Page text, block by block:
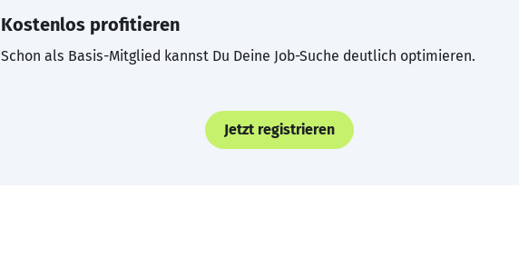
Kostenlos profitieren
Schon als Basis-Mitglied kannst Du Deine Job-Suche deutlich optimieren.
Jetzt registrieren